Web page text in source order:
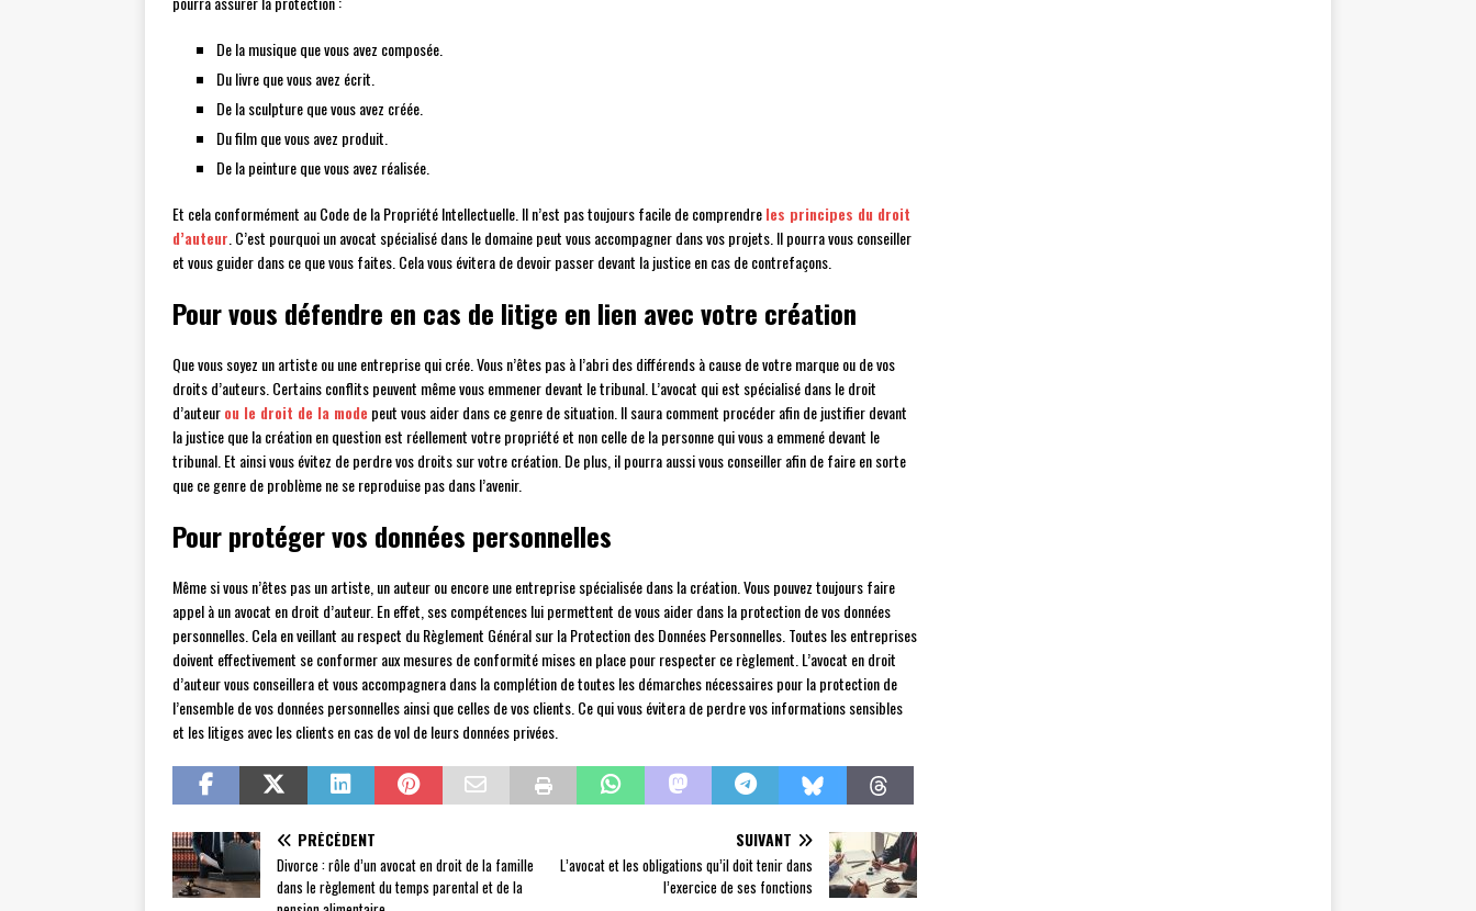
De la musique que vous avez composée.
Du livre que vous avez écrit.
De la sculpture que vous avez créée.
Du film que vous avez produit.
De la peinture que vous avez réalisée.
Et cela conformément au Code de la Propriété Intellectuelle. Il n’est pas toujours facile de comprendreles principes du droit
d’auteur . C’est pourquoi un avocat spécialisé dans le domaine peut vous accompagner dans vos projets. Il pourra vous conseiller
et vous guider dans ce que vous faites. Cela vous évitera de devoir passer devant la justice en cas de contrefaçons.
Pour vous défendre en cas de litige en lien avec votre création
Que vous soyez un artiste ou une entreprise qui crée. Vous n’êtes pas à l’abri des différends à cause de votre marque ou de vos
droits d’auteurs. Certains conflits peuvent même vous emmener devant le tribunal. L’avocat qui est spécialisé dans le droit
d’auteurou le droit de la mode peut vous aider dans ce genre de situation. Il saura comment procéder afin de justifier devant
la justice que la création en question est réellement votre propriété et non celle de la personne qui vous a emmené devant le
tribunal. Et ainsi vous évitez de perdre vos droits sur votre création. De plus, il pourra aussi vous conseiller afin de faire en sorte
que ce genre de problème ne se reproduise pas dans l’avenir.
Pour protéger vos données personnelles
Même si vous n’êtes pas un artiste, un auteur ou encore une entreprise spécialisée dans la création. Vous pouvez toujours faire
appel à un avocat en droit d’auteur. En effet, ses compétences lui permettent de vous aider dans la protection de vos données
personnelles. Cela en veillant au respect du Règlement Général sur la Protection des Données Personnelles. Toutes les entreprises
doivent effectivement se conformer aux mesures de conformité mises en place pour respecter ce règlement. L’avocat en droit
d’auteur vous conseillera et vous accompagnera dans la complétion de toutes les démarches nécessaires pour la protection de
l’ensemble de vos données personnelles ainsi que celles de vos clients. Ce qui vous évitera de perdre vos informations sensibles
et les litiges avec les clients en cas de vol de leurs données privées.
PRÉCÉDENT
Divorce : rôle d’un avocat en droit de la famille
dans le règlement du temps parental et de la
SUIVANT
L’avocat et les obligations qu’il doit tenir dans
l’exercice de ses fonctions